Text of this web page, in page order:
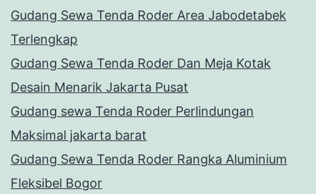
Gudang Sewa Tenda Roder Area Jabodetabek
Terlengkap
Gudang Sewa Tenda Roder Dan Meja Kotak
Desain Menarik Jakarta Pusat
Gudang sewa Tenda Roder Perlindungan
Maksimal jakarta barat
Gudang Sewa Tenda Roder Rangka Aluminium
Fleksibel Bogor